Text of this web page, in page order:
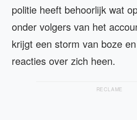
politie heeft behoorlijk wat
onder volgers van het
krijgt een storm van boze
reacties over zich heen.
RECLAME